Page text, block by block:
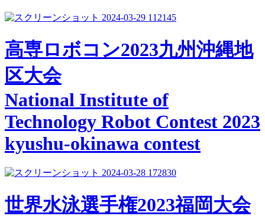
高専ロボコン2023九州沖縄地
区大会
National Institute of
Technology Robot Contest 2023
kyushu-okinawa contest
世界⽔泳選⼿権2023福岡⼤会